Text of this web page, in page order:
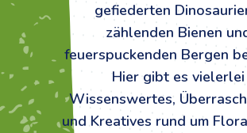
gefiederten
zählenden Bienen
feuerspuckenden Bergen
Hier gibt es vielerlei
Wissenswertes,
und Kreatives rund um